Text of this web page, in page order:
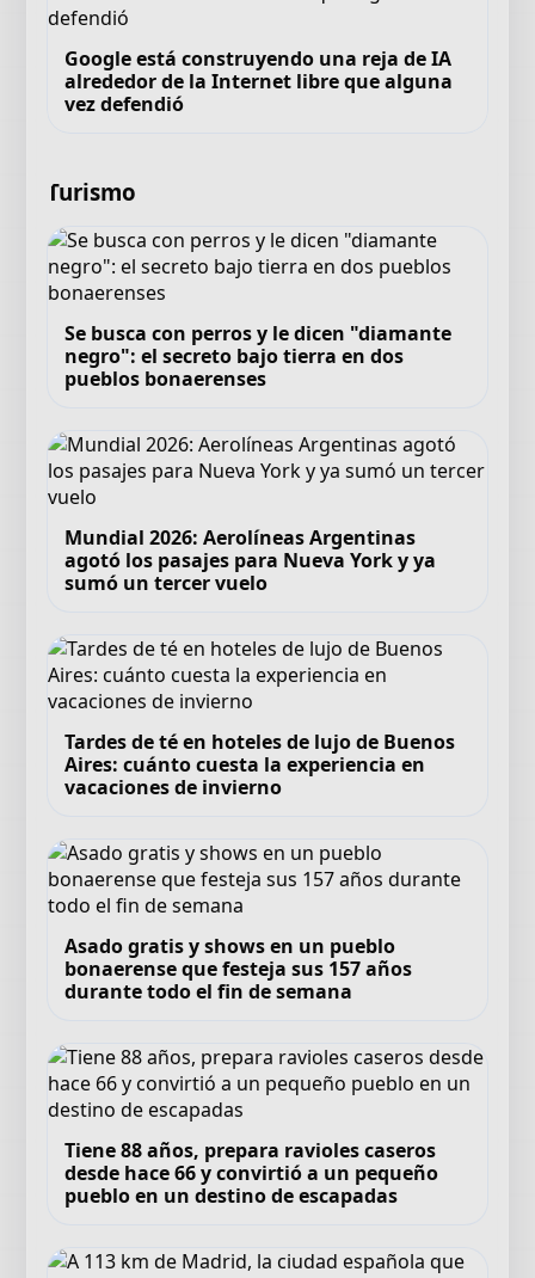
Google está construyendo una reja de IA
alrededor de la Internet libre que alguna
vez defendió
Turismo
Se busca con perros y le dicen "diamante
negro": el secreto bajo tierra en dos
pueblos bonaerenses
Mundial 2026: Aerolíneas Argentinas
agotó los pasajes para Nueva York y ya
sumó un tercer vuelo
Tardes de té en hoteles de lujo de Buenos
Aires: cuánto cuesta la experiencia en
vacaciones de invierno
Asado gratis y shows en un pueblo
bonaerense que festeja sus 157 años
durante todo el fin de semana
Tiene 88 años, prepara ravioles caseros
desde hace 66 y convirtió a un pequeño
pueblo en un destino de escapadas